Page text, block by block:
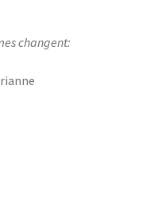
changent: